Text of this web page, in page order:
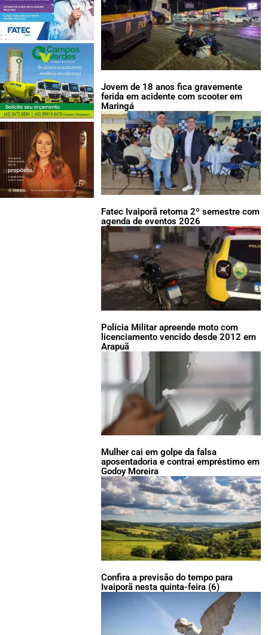
Jovem de 18 anos fica gravemente
ferida em acidente com scooter em
Maringá
Fatec Ivaiporã retoma 2º semestre com
agenda de eventos 2026
Polícia Militar apreende moto com
licenciamento vencido desde 2012 em
Arapuã
Mulher cai em golpe da falsa
aposentadoria e contrai empréstimo em
Godoy Moreira
Confira a previsão do tempo para
Ivaiporã nesta quinta-feira (6)